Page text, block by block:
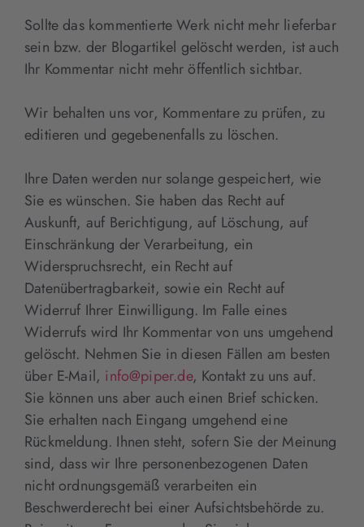
Sollte das kommentierte Werk nicht mehr lieferbar
sein bzw. der Blogartikel gelöscht werden, ist auch
Ihr Kommentar nicht mehr öffentlich sichtbar.
Wir behalten uns vor, Kommentare zu prüfen, zu
editieren und gegebenenfalls zu löschen.
Ihre Daten werden nur solange gespeichert, wie
Sie es wünschen. Sie haben das Recht auf
Auskunft, auf Berichtigung, auf Löschung, auf
Einschränkung der Verarbeitung, ein
Widerspruchsrecht, ein Recht auf
Datenübertragbarkeit, sowie ein Recht auf
Widerruf Ihrer Einwilligung. Im Falle eines
Widerrufs wird Ihr Kommentar von uns umgehend
gelöscht. Nehmen Sie in diesen Fällen am besten
über E-Mail, info@piper.de, Kontakt zu uns auf.
Sie können uns aber auch einen Brief schicken.
Sie erhalten nach Eingang umgehend eine
Rückmeldung. Ihnen steht, sofern Sie der Meinung
sind, dass wir Ihre personenbezogenen Daten
nicht ordnungsgemäß verarbeiten ein
Beschwerderecht bei einer Aufsichtsbehörde zu.